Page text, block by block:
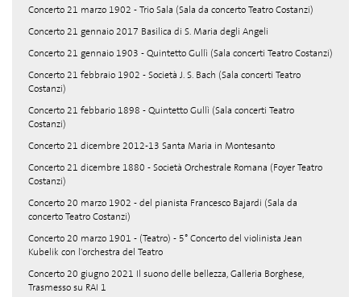
Concerto 21 marzo 1902 - Trio Sala (Sala da concerto Teatro Costanzi)
Concerto 21 gennaio 2017 Basilica di S. Maria degli Angeli
Concerto 21 gennaio 1903 - Quintetto Gullì (Sala concerti Teatro Costanzi)
Concerto 21 febbraio 1902 - Società J. S. Bach (Sala concerti Teatro
Costanzi)
Concerto 21 febbario 1898 - Quintetto Gullì (Sala concerti Teatro
Costanzi)
Concerto 21 dicembre 2012-13 Santa Maria in Montesanto
Concerto 21 dicembre 1880 - Società Orchestrale Romana (Foyer Teatro
Costanzi)
Concerto 20 marzo 1902 - del pianista Francesco Bajardi (Sala da
concerto Teatro Costanzi)
Concerto 20 marzo 1901 - (Teatro) - 5° Concerto del violinista Jean
Kubelik con l'orchestra del Teatro
Concerto 20 giugno 2021 Il suono delle bellezza, Galleria Borghese,
Trasmesso su RAI 1